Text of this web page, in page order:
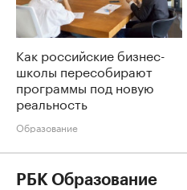
Как российские бизнес-
школы пересобирают
программы под новую
реальность
Образование
РБК Образование